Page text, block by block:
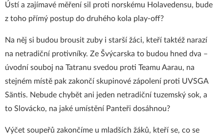
Ústí a zajímavé měření sil proti norskému Holavedensu, bude
z toho přímý postup do druhého kola play-off?
Na něj si budou brousit zuby i starší žáci, kteří taktéž narazí
na netradiční protivníky. Ze Švýcarska to budou hned dva –
úvodní souboj na Tatranu svedou proti Teamu Aarau, na
stejném místě pak zakončí skupinové zápolení proti UVSGA
Säntis. Nebude chybět ani jeden netradiční tuzemský sok, a
to Slovácko, na jaké umístění Panteři dosáhnou?
Výčet soupeřů zakončíme u mladších žáků, kteří se, co se